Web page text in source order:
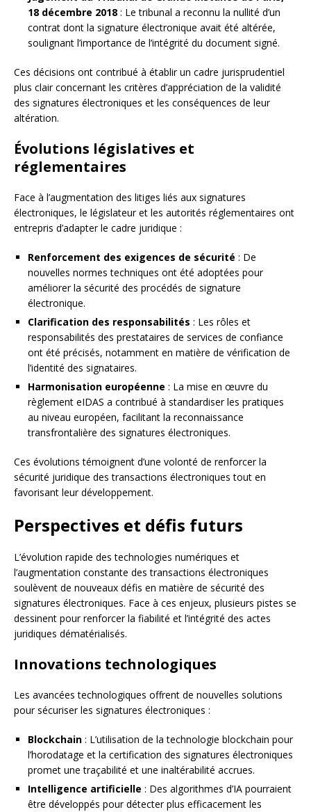
18 décembre 2018 : Le tribunal a reconnu la nullité d’un
contrat dont la signature électronique avait été altérée,
soulignant l’importance de l’intégrité du document signé.
Ces décisions ont contribué à établir un cadre jurisprudentiel
plus clair concernant les critères d’appréciation de la validité
des signatures électroniques et les conséquences de leur
altération.
Évolutions législatives et
réglementaires
Face à l’augmentation des litiges liés aux signatures
électroniques, le législateur et les autorités réglementaires ont
entrepris d’adapter le cadre juridique :
Renforcement des exigences de sécurité : De
nouvelles normes techniques ont été adoptées pour
améliorer la sécurité des procédés de signature
électronique.
Clarification des responsabilités : Les rôles et
responsabilités des prestataires de services de confiance
ont été précisés, notamment en matière de vérification de
l’identité des signataires.
Harmonisation européenne : La mise en œuvre du
règlement eIDAS a contribué à standardiser les pratiques
au niveau européen, facilitant la reconnaissance
transfrontalière des signatures électroniques.
Ces évolutions témoignent d’une volonté de renforcer la
sécurité juridique des transactions électroniques tout en
favorisant leur développement.
Perspectives et défis futurs
L’évolution rapide des technologies numériques et
l’augmentation constante des transactions électroniques
soulèvent de nouveaux défis en matière de sécurité des
signatures électroniques. Face à ces enjeux, plusieurs pistes se
dessinent pour renforcer la fiabilité et l’intégrité des actes
juridiques dématérialisés.
Innovations technologiques
Les avancées technologiques offrent de nouvelles solutions
pour sécuriser les signatures électroniques :
Blockchain : L’utilisation de la technologie blockchain pour
l’horodatage et la certification des signatures électroniques
promet une traçabilité et une inaltérabilité accrues.
Intelligence artificielle : Des algorithmes d’IA pourraient
être développés pour détecter plus efficacement les